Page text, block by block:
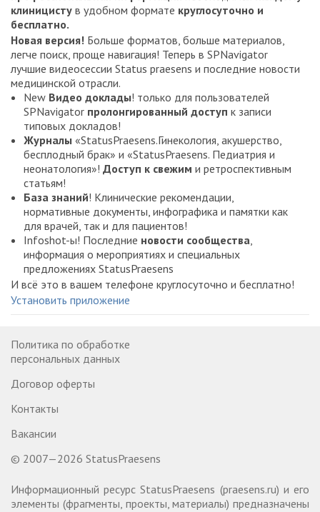
клиницисту в удобном формате круглосуточно и
бесплатно.
Новая версия! Больше форматов, больше материалов,
легче поиск, проще навигация! Теперь в SPNavigator
лучшие видеосессии Status praesens и последние новости
медицинской отрасли.
New Видео доклады! только для пользователей
SPNavigator пролонгированный доступ к записи
типовых докладов!
Журналы «StatusPraesens.Гинекология, акушерство,
бесплодный брак» и «StatusPraesens. Педиатрия и
неонатология»! Доступ к свежим и ретроспективным
статьям!
База знаний! Клинические рекомендации,
нормативные документы, инфографика и памятки как
для врачей, так и для пациентов!
Infoshot-ы! Последние новости сообщества,
информация о мероприятиях и специальных
предложениях StatusPraesens
И всё это в вашем телефоне круглосуточно и бесплатно!
Установить приложение
Политика по обработке
персональных данных
Договор оферты
Контакты
Вакансии
© 2007—2026 StatusPraesens
Информационный ресурс StatusPraesens (praesens.ru) и его
элементы (фрагменты, проекты, материалы) предназначены